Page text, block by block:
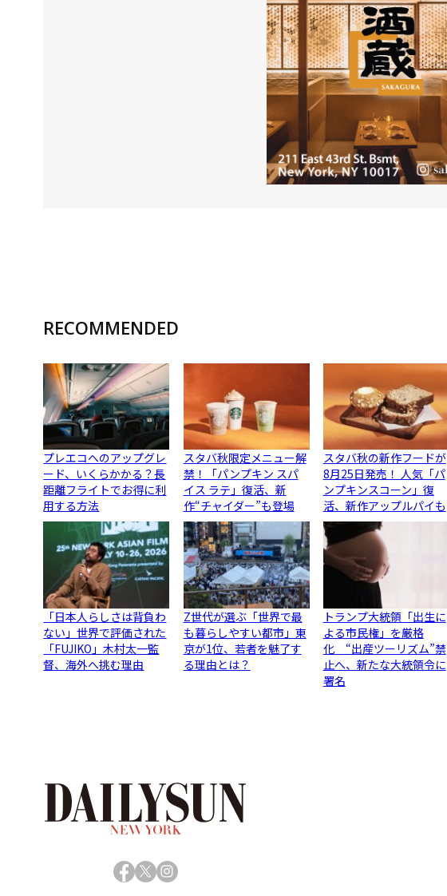
RECOMMENDED
プレエコへのアップグレ
ード、いくらかかる？長
距離フライトでお得に利
用する方法
スタバ秋限定メニュー解
禁！「パンプキン スパ
イス ラテ」復活、新
作“チャイダー”も登場
スタバ秋の新作フードが
8月25日発売！ 人気「パ
ンプキンスコーン」復
活、新作アップルパイも
「日本人らしさは背負わ
ない」世界で評価された
「FUJIKO」木村太一監
督、海外へ挑む理由
Z世代が選ぶ「世界で最
も暮らしやすい都市」東
京が1位、若者を魅了す
る理由とは？
トランプ大統領「出生に
よる市民権」を厳格
化 “出産ツーリズム”禁
止へ、新たな大統領令に
署名
Facebook
X Instagram